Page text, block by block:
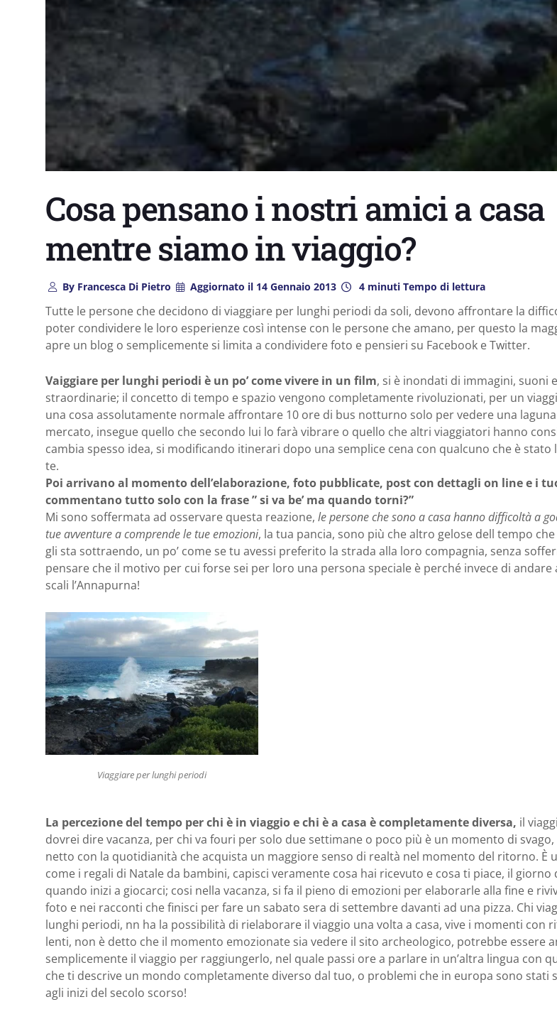
Cosa pensano i nostri amici a casa
mentre siamo in viaggio?
ByFrancesca Di Pietro Aggiornato il 14 Gennaio 2013 4 minuti Tempo di lettura
Tutte le persone che decidono di viaggiare per lunghi periodi da soli, devono affrontare la
poter condividere le loro esperienze così intense con le persone che amano, per questo la
apre un blog o semplicemente si limita a condividere foto e pensieri su Facebook e Twitter.
Vaiggiare per lunghi periodi è un po’ come vivere in un film, si è inondati di immagini, suoni
straordinarie; il concetto di tempo e spazio vengono completamente rivoluzionati, per un
una cosa assolutamente normale affrontare 10 ore di bus notturno solo per vedere una
mercato, insegue quello che secondo lui lo farà vibrare o quello che altri viaggiatori hanno
cambia spesso idea, si modificando itinerari dopo una semplice cena con qualcuno che è stato
te.
Poi arrivano al momento dell’elaborazione, foto pubblicate, post con dettagli on line e i
commentano tutto solo con la frase ” si va be’ ma quando torni?”
Mi sono soffermata ad osservare questa reazione, le persone che sono a casa hanno difficoltà a
tue avventure a comprende le tue emozioni, la tua pancia, sono più che altro gelose dell tempo
gli sta sottraendo, un po’ come se tu avessi preferito la strada alla loro compagnia, senza
pensare che il motivo per cui forse sei per loro una persona speciale è perché invece di andare
scali l’Annapurna!
Viaggiare per lunghi periodi
La percezione del tempo per chi è in viaggio e chi è a casa è completamente diversa, il
dovrei dire vacanza, per chi va fouri per solo due settimane o poco più è un momento di
netto con la quotidianità che acquista un maggiore senso di realtà nel momento del ritorno. È
come i regali di Natale da bambini, capisci veramente cosa hai ricevuto e cosa ti piace, il giorno
quando inizi a giocarci; cosi nella vacanza, si fa il pieno di emozioni per elaborarle alla fine e
foto e nei racconti che finisci per fare un sabato sera di settembre davanti ad una pizza. Chi
lunghi periodi, nn ha la possibilità di rielaborare il viaggio una volta a casa, vive i momenti con
lenti, non è detto che il momento emozionate sia vedere il sito archeologico, potrebbe essere
semplicemente il viaggio per raggiungerlo, nel quale passi ore a parlare in un’altra lingua con
che ti descrive un mondo completamente diverso dal tuo, o problemi che in europa sono stati
agli inizi del secolo scorso!